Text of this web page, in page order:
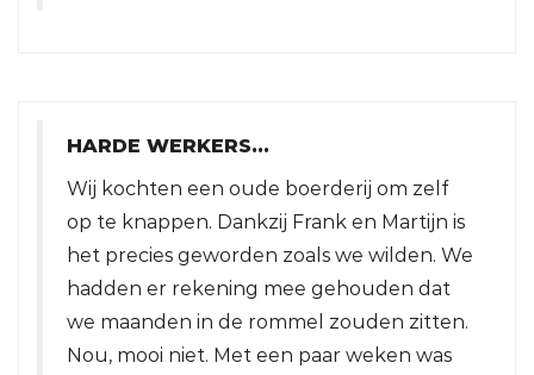
HARDE WERKERS...
Wij kochten een oude boerderij om zelf
op te knappen. Dankzij Frank en Martijn is
het precies geworden zoals we wilden. We
hadden er rekening mee gehouden dat
we maanden in de rommel zouden zitten.
Nou, mooi niet. Met een paar weken was